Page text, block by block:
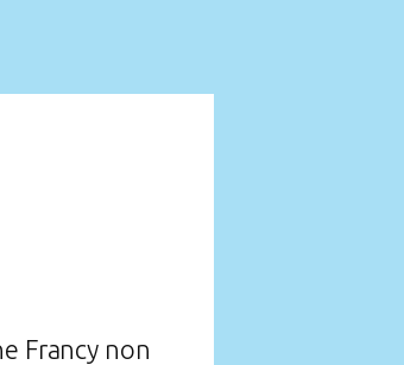
Francy non